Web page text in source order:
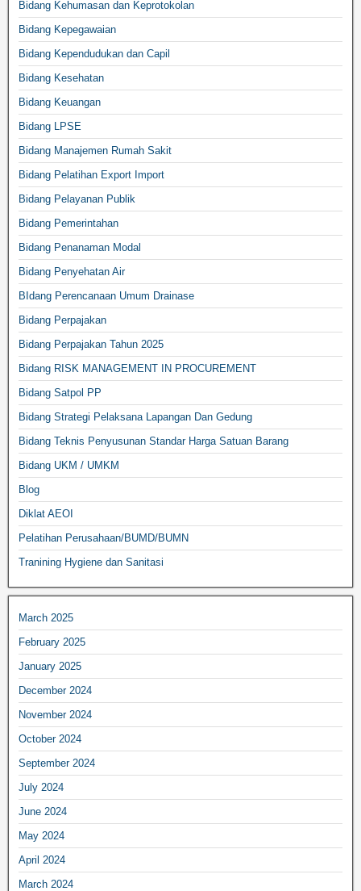
Bidang Kehumasan dan Keprotokolan
Bidang Kepegawaian
Bidang Kependudukan dan Capil
Bidang Kesehatan
Bidang Keuangan
Bidang LPSE
Bidang Manajemen Rumah Sakit
Bidang Pelatihan Export Import
Bidang Pelayanan Publik
Bidang Pemerintahan
Bidang Penanaman Modal
Bidang Penyehatan Air
BIdang Perencanaan Umum Drainase
Bidang Perpajakan
Bidang Perpajakan Tahun 2025
Bidang RISK MANAGEMENT IN PROCUREMENT
Bidang Satpol PP
Bidang Strategi Pelaksana Lapangan Dan Gedung
Bidang Teknis Penyusunan Standar Harga Satuan Barang
Bidang UKM / UMKM
Blog
Diklat AEOI
Pelatihan Perusahaan/BUMD/BUMN
Tranining Hygiene dan Sanitasi
March 2025
February 2025
January 2025
December 2024
November 2024
October 2024
September 2024
July 2024
June 2024
May 2024
April 2024
March 2024